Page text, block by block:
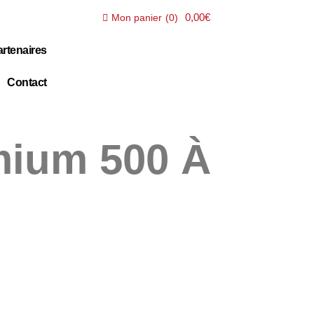
Contact
Mon panier (0) 0,00€
500 À